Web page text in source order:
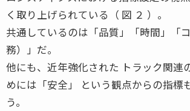
く取り上げられている（ 図 ２ ）。
共通しているのは「品質」「時間」「
務）」だ。
他にも、近年強化された トラック関連
めには「安全」 という観点からの指標
う。